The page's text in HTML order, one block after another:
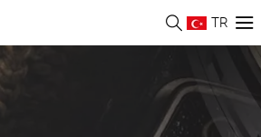
TR